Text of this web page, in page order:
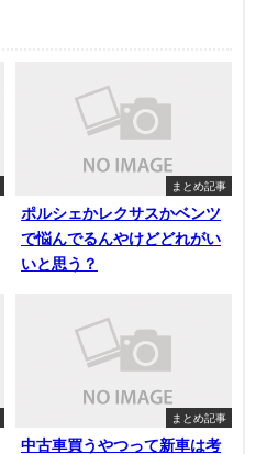
まとめ記事
ポルシェかレクサスかベンツ
で悩んでるんやけどどれがい
いと思う？
まとめ記事
中古車買うやつって新車は考